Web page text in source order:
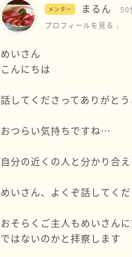
メンター まるん 50
プロフィールを見る
めいさん
こんにちは
話してくださってありがと
おつらい気持ちですね…
自分の近くの人と分かり合
めいさん、よくぞ話してく
おそらくご主人もめいさん
ではないのかと拝察します